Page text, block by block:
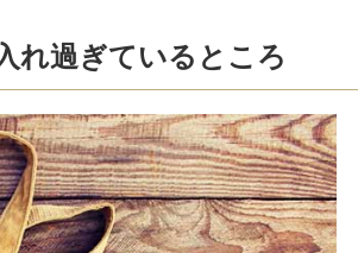
れ過ぎているところ